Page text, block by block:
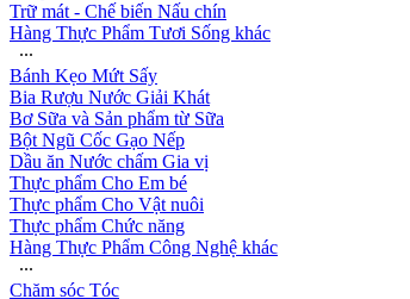
Trữ mát - Chế biến Nấu chín
Hàng Thực Phẩm Tươi Sống khác
∙∙∙
Bánh Kẹo Mứt Sấy
Bia Rượu Nước Giải Khát
Bơ Sữa và Sản phẩm từ Sữa
Bột Ngũ Cốc Gạo Nếp
Dầu ăn Nước chấm Gia vị
Thực phẩm Cho Em bé
Thực phẩm Cho Vật nuôi
Thực phẩm Chức năng
Hàng Thực Phẩm Công Nghệ khác
∙∙∙
Chăm sóc Tóc